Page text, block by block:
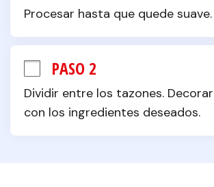
Procesar hasta que quede suave.
PASO 2
Dividir entre los tazones.
con los ingredientes deseados.